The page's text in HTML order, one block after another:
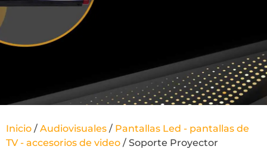
Inicio / Audiovisuales / Pantallas Led - pantallas de
TV - accesorios de video / Soporte Proyector